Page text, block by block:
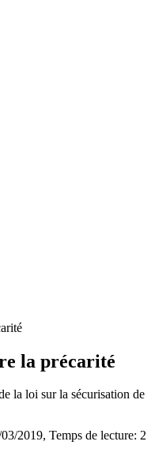
la précarité
la loi sur la sécurisation de
2019, Temps de lecture: 2